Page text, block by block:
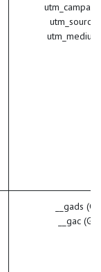
utm_source
__gads
__gac